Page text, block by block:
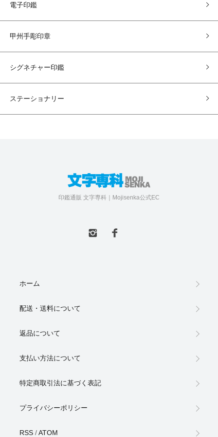
電子印鑑
甲州手彫印章
シグネチャー印鑑
ステーショナリー
印鑑通販 文字専科｜Mojisenka公式EC
ホーム
配送・送料について
返品について
支払い方法について
特定商取引法に基づく表記
プライバシーポリシー
RSS /ATOM